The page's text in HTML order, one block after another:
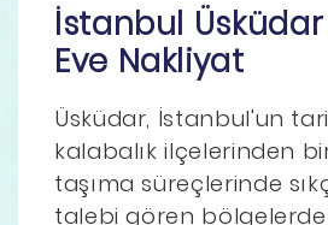
İstanbul
Eve Nakliyat
Üsküdar, İstanbul'un
kalabalık ilçelerinden
taşıma süreçlerinde
talebi gören